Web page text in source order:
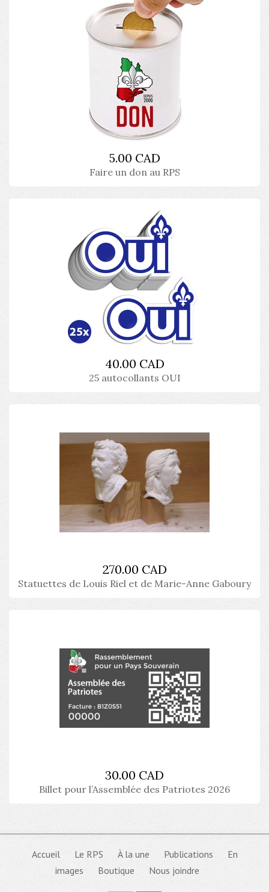
5.00 CAD
Faire un don au RPS
40.00 CAD
25 autocollants OUI
270.00 CAD
Statuettes de Louis Riel et de Marie-Anne Gaboury
30.00 CAD
Billet pour l’Assemblée des Patriotes 2026
Accueil Le RPS À la une Publications
En
images
Boutique Nous joindre